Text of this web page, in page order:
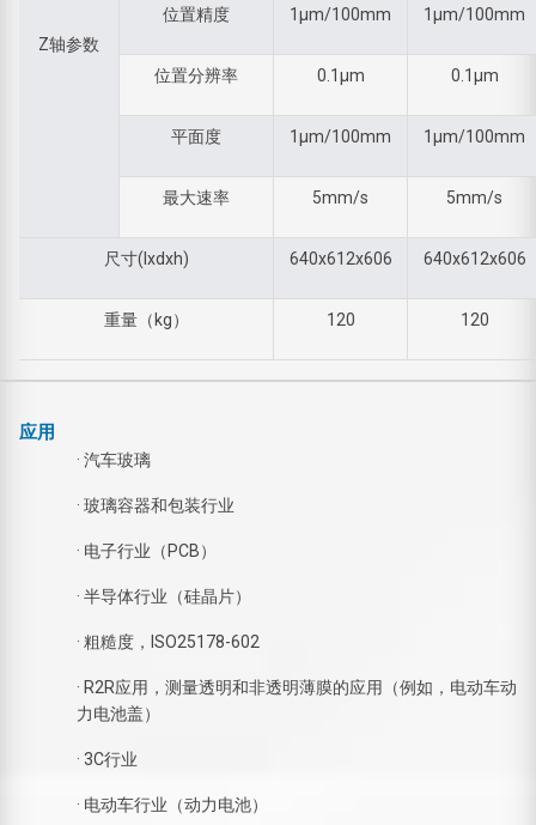
Z轴参数
位置精度 1µm/100mm 1µm/100mm
位置分辨率 0.1µm 0.1µm
平面度 1µm/100mm 1µm/100mm
最大速率 5mm/s 5mm/s
尺寸(lxdxh) 640x612x606 640x612x606
重量（kg） 120 120
应用
· 汽车玻璃
· 玻璃容器和包装行业
· 电子行业（PCB）
· 半导体行业（硅晶片）
· 粗糙度，ISO25178-602
· R2R应用，测量透明和非透明薄膜的应用（例如，电动车动
力电池盖）
· 3C行业
· 电动车行业（动力电池）